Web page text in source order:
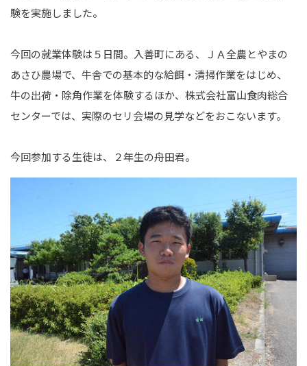
験を実施しました。
今回の就業体験は５日間。入善町にある、ＪＡ全農とやまの
あさひ農場で、牛舎での基本的な給餌・清掃作業をはじめ、
牛の出荷・除角作業を体験するほか、株式会社富山食肉総合
センターでは、実際のセリ会場の見学などをおこないます。
今回参加する生徒は、２年生の舟田君。